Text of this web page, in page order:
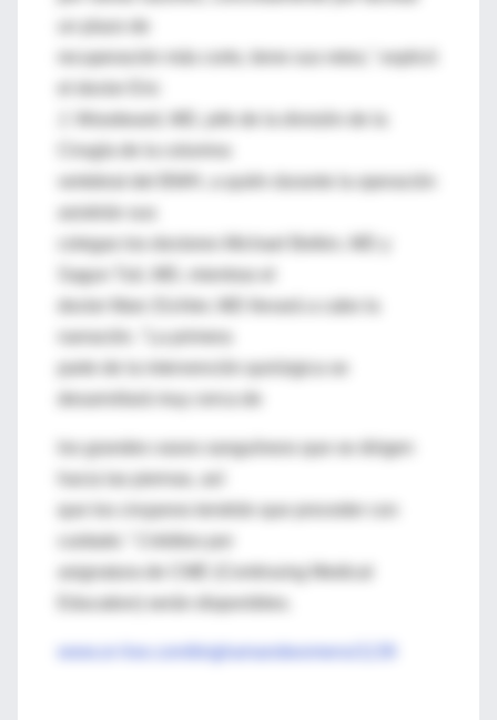
recuperación más corto, tiene sus retos," explicó
Cirugía de la columna
colegas los doctores Michael Belkin, MD y
Sagun Tuli, MD, mientras el
parte de la intervención quirúrgica se
los grandes vasos sanguíneos que se dirigen
asignatura de CME (Continuing Medical